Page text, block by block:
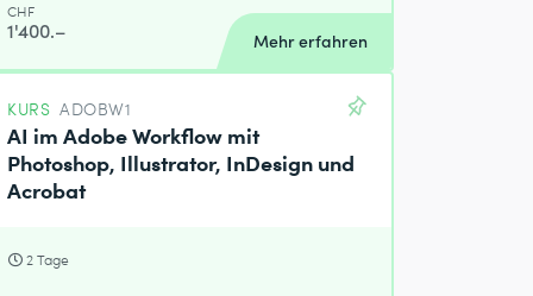
CHF
1'400.– Mehr erfahren
KURS ADOBW1
AI im Adobe Workflow mit
Photoshop, Illustrator, InDesign und
Acrobat
2 Tage